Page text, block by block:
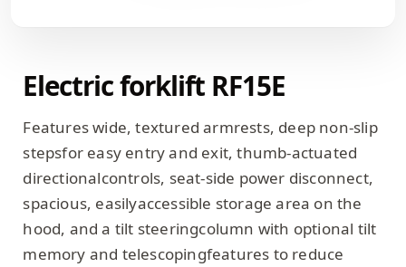
Electric forklift RF15E
Features wide, textured armrests, deep non-slip
stepsfor easy entry and exit, thumb-actuated
directionalcontrols, seat-side power disconnect,
spacious, easilyaccessible storage area on the
hood, and a tilt steeringcolumn with optional tilt
memory and telescopingfeatures to reduce